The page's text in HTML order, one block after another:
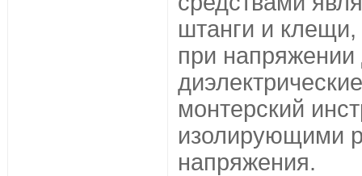
штанги и клещи,
при
монтерский
изолирующими
напряжения.